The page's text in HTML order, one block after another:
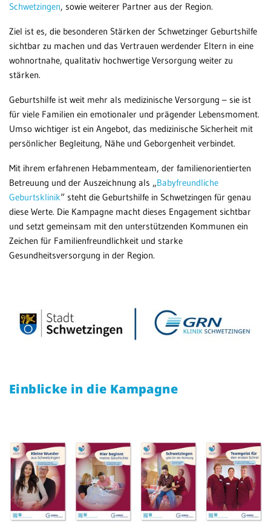
Schwetzingen, sowie weiterer Partner aus der Region.
Ziel ist es, die besonderen Stärken der Schwetzinger Geburtshilfe
sichtbar zu machen und das Vertrauen werdender Eltern in eine
wohnortnahe, qualitativ hochwertige Versorgung weiter zu
stärken.
Geburtshilfe ist weit mehr als medizinische Versorgung – sie ist
für viele Familien ein emotionaler und prägender Lebensmoment.
Umso wichtiger ist ein Angebot, das medizinische Sicherheit mit
persönlicher Begleitung, Nähe und Geborgenheit verbindet.
Mit ihrem erfahrenen Hebammenteam, der familienorientierten
Betreuung und der Auszeichnung als „Babyfreundliche
Geburtsklinik“ steht die Geburtshilfe in Schwetzingen für genau
diese Werte. Die Kampagne macht dieses Engagement sichtbar
und setzt gemeinsam mit den unterstützenden Kommunen ein
Zeichen für Familienfreundlichkeit und starke
Gesundheitsversorgung in der Region.
Einblicke in die Kampagne